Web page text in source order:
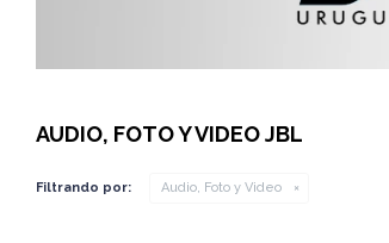
AUDIO, FOTO Y VIDEO JBL
Filtrando por: Audio, Foto y Video